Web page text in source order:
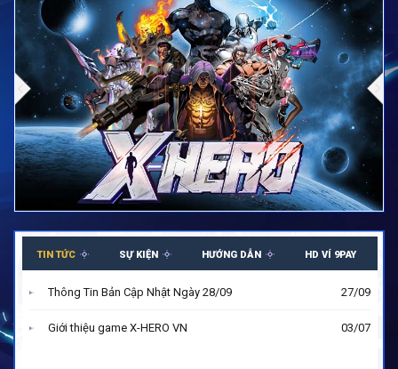
TIN TỨC SỰ KIỆN HƯỚNG DẪN HD VÍ 9PAY
Thông Tin Bản Cập Nhật Ngày 28/09 27/09
Giới thiệu game X-HERO VN 03/07